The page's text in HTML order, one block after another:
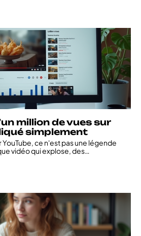
million de vues sur
simplement
YouTube, ce n'est pas une légende
vidéo qui explose, des